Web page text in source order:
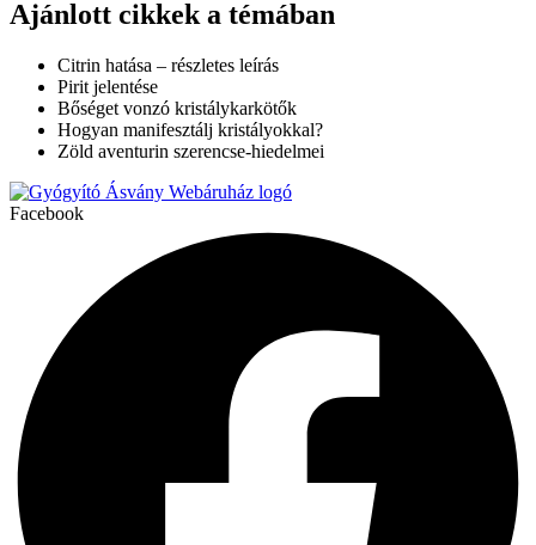
Ajánlott cikkek a témában
Citrin hatása – részletes leírás
Pirit jelentése
Bőséget vonzó kristálykarkötők
Hogyan manifesztálj kristályokkal?
Zöld aventurin szerencse-hiedelmei
Facebook